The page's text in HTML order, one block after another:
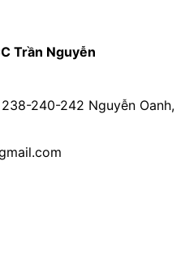
Trần Nguyễn
240-242 Nguyễn Oanh,